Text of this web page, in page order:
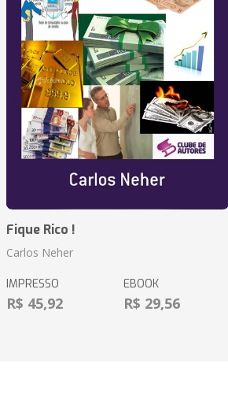
Fique Rico !
Carlos Neher
IMPRESSO
R$ 45,92
EBOOK
R$ 29,56